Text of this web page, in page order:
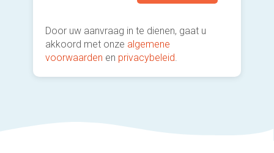
Door uw aanvraag in te dienen, gaat u
akkoord met onze algemene
voorwaarden en privacybeleid